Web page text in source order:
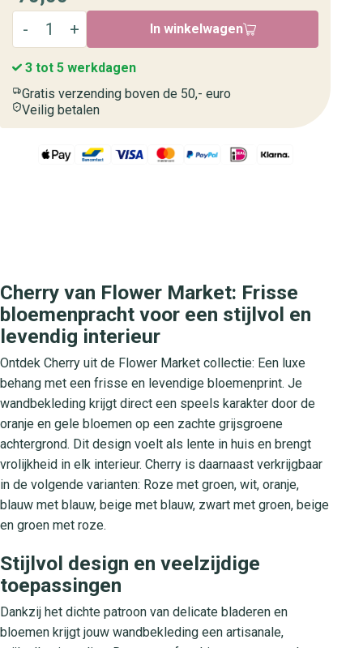
In winkelwagen
3 tot 5 werkdagen
Gratis verzending boven de 50,- euro
Veilig betalen
Cherry van Flower Market: Frisse
bloemenpracht voor een stijlvol en
levendig interieur
Ontdek Cherry uit de Flower Market collectie: Een luxe
behang met een frisse en levendige bloemenprint. Je
wandbekleding krijgt direct een speels karakter door de
oranje en gele bloemen op een zachte grijsgroene
achtergrond. Dit design voelt als lente in huis en brengt
vrolijkheid in elk interieur. Cherry is daarnaast verkrijgbaar
in de volgende varianten: Roze met groen, wit, oranje,
blauw met blauw, beige met blauw, zwart met groen, beige
en groen met roze.
Stijlvol design en veelzijdige
toepassingen
Dankzij het dichte patroon van delicate bladeren en
bloemen krijgt jouw wandbekleding een artisanale,